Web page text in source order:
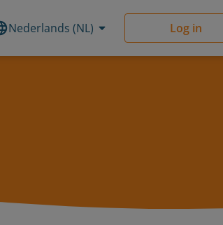
Nederlands (NL) Log in